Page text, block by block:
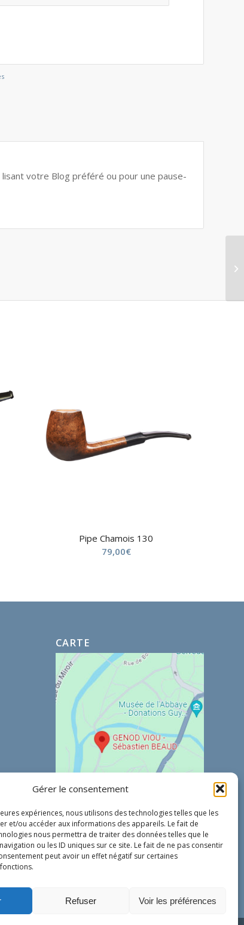
Gérer le consentement
expériences, nous utilisons des technologies telles que les
et/ou accéder aux informations des appareils. Le fait de
nous permettra de traiter des données telles que le
ou les ID uniques sur ce site. Le fait de ne pas consentir
peut avoir un effet négatif sur certaines
Refuser Voir les préférences
votre Blog préféré ou pour une pause-
Pipe Chamois 130
79,00€
CARTE